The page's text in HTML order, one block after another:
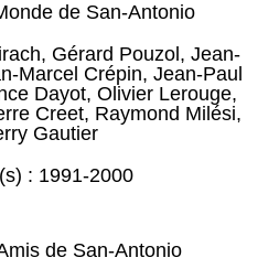
de San-Antonio
, Gérard Pouzol , Jean-
Marcel Crépin, Jean-Paul
Dayot, Olivier Lerouge,
Creet, Raymond Milési,
Gautier
: 1991-2000
de San-Antonio